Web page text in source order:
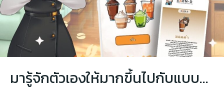
มารู้จักตัวเองให้มากขึ้นไปกับแบบทดสอบ “คุณเป็นเครื่องเครื่องดื่มแบบใด?”